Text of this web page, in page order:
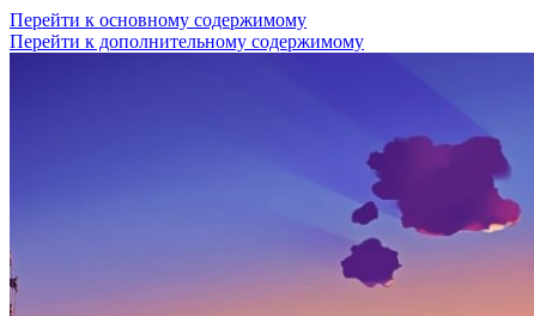
Перейти к основному содержимому
Перейти к дополнительному содержимому